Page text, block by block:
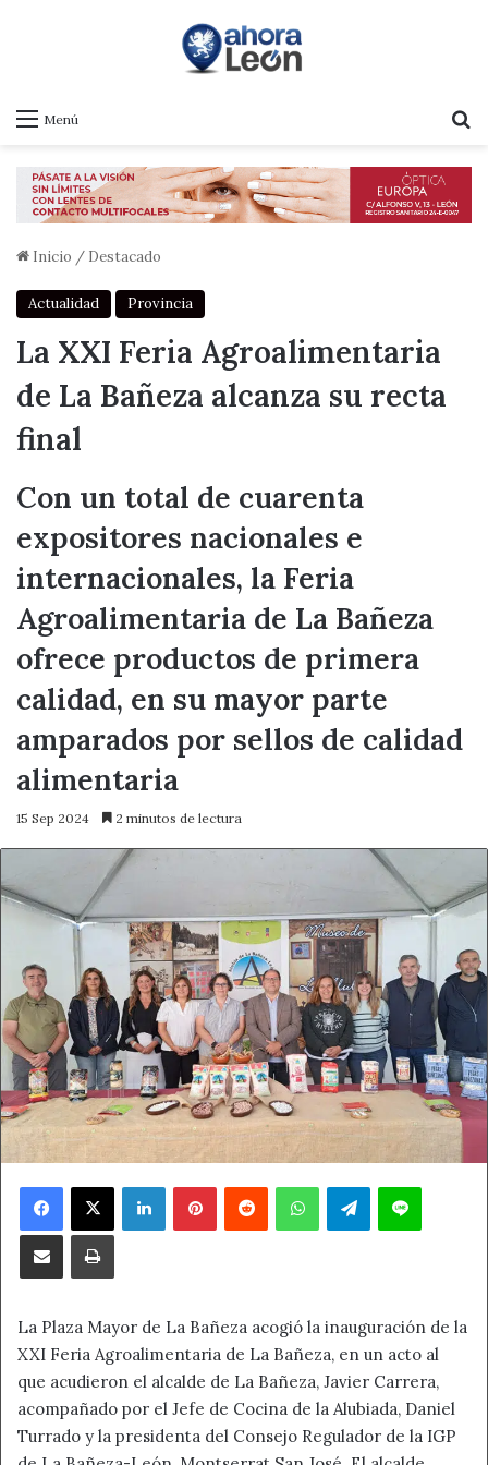
Menú
Inicio / Destacado
Actualidad Provincia
La XXI Feria Agroalimentaria
de La Bañeza alcanza su recta
final
Con un total de cuarenta
expositores nacionales e
internacionales, la Feria
Agroalimentaria de La Bañeza
ofrece productos de primera
calidad, en su mayor parte
amparados por sellos de calidad
alimentaria
15 Sep 2024 2 minutos de lectura
Facebook
X LinkedInPinterestReddit WhatsAppTelegramLine
Compartir por correo electrónicoImprimir
La Plaza Mayor de La Bañeza acogió la inauguración de la
XXI Feria Agroalimentaria de La Bañeza, en un acto al
que acudieron el alcalde de La Bañeza, Javier Carrera,
acompañado por el Jefe de Cocina de la Alubiada, Daniel
Turrado y la presidenta del Consejo Regulador de la IGP